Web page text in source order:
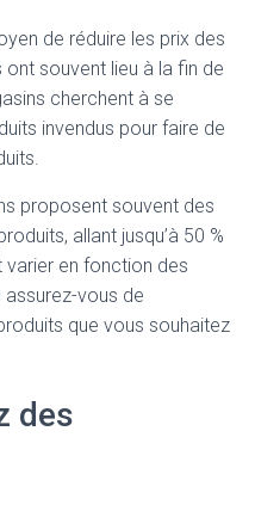
de réduire les prix des
souvent lieu à la fin de
cherchent à se
invendus pour faire de
proposent souvent des
allant jusqu’à 50 %
varier en fonction des
vous de
que vous souhaitez
des